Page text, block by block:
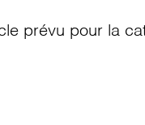
prévu pour la